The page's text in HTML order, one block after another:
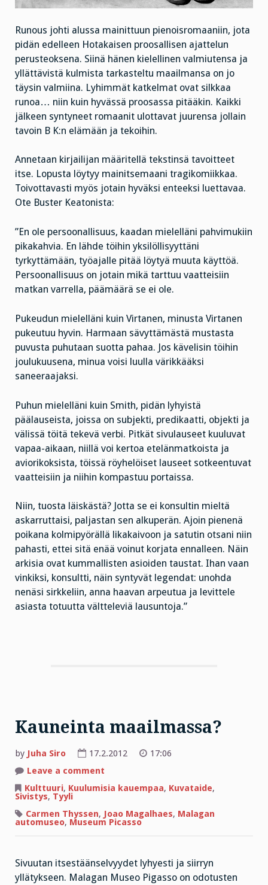
Runous johti alussa mainittuun pienoisromaaniin, jota
pidän edelleen Hotakaisen proosallisen ajattelun
perusteoksena. Siinä hänen kielellinen valmiutensa ja
yllättävistä kulmista tarkasteltu maailmansa on jo
täysin valmiina. Lyhimmät katkelmat ovat silkkaa
runoa… niin kuin hyvässä proosassa pitääkin. Kaikki
jälkeen syntyneet romaanit ulottavat juurensa jollain
tavoin B K:n elämään ja tekoihin.
Annetaan kirjailijan määritellä tekstinsä tavoitteet
itse. Lopusta löytyy mainitsemaani tragikomiikkaa.
Toivottavasti myös jotain hyväksi enteeksi luettavaa.
Ote Buster Keatonista:
”En ole persoonallisuus, kaadan mielelläni pahvimukiin
pikakahvia. En lähde töihin yksilöllisyyttäni
tyrkyttämään, työajalle pitää löytyä muuta käyttöä.
Persoonallisuus on jotain mikä tarttuu vaatteisiin
matkan varrella, päämäärä se ei ole.
Pukeudun mielelläni kuin Virtanen, minusta Virtanen
pukeutuu hyvin. Harmaan sävyttämästä mustasta
puvusta puhutaan suotta pahaa. Jos kävelisin töihin
joulukuusena, minua voisi luulla värikkääksi
saneeraajaksi.
Puhun mielelläni kuin Smith, pidän lyhyistä
päälauseista, joissa on subjekti, predikaatti, objekti ja
välissä töitä tekevä verbi. Pitkät sivulauseet kuuluvat
vapaa-aikaan, niillä voi kertoa etelänmatkoista ja
aviorikoksista, töissä röyhelöiset lauseet sotkeentuvat
vaatteisiin ja niihin kompastuu portaissa.
Niin, tuosta läiskästä? Jotta se ei konsultin mieltä
askarruttaisi, paljastan sen alkuperän. Ajoin pienenä
poikana kolmipyörällä likakaivoon ja satutin otsani niin
pahasti, ettei sitä enää voinut korjata ennalleen. Näin
arkisia ovat kummallisten asioiden taustat. Ihan vaan
vinkiksi, konsultti, näin syntyvät legendat: unohda
nenäsi sirkkeliin, anna haavan arpeutua ja levittele
asiasta totuutta vältteleviä lausuntoja.”
Kauneinta maailmassa?
by Juha Siro 17.2.2012
17:06
Leave a comment
maailmassa?
Kulttuuri, Kuulumisia kauempaa, Kuvataide,
Sivistys, Tyyli
Carmen Thyssen, Joao Magalhaes, Malagan
automuseo, Museum Picasso
Sivuutan itsestäänselvyydet lyhyesti ja siirryn
yllätykseen. Malagan Museo Pigasso on odotusten